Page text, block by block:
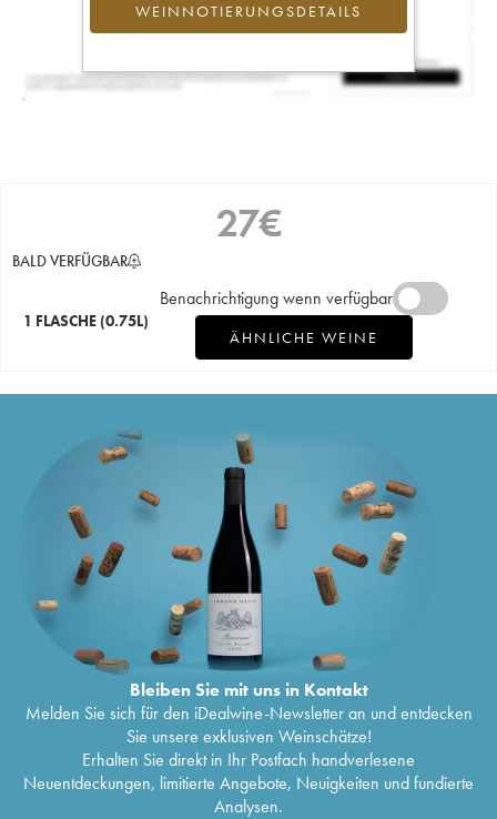
WEINNOTIERUNGSDETAILS
BALD VERFÜGBAR
27€
1 FLASCHE (0.75L)
Benachrichtigung wenn verfügbar
ÄHNLICHE WEINE
Bleiben Sie mit uns in Kontakt
Melden Sie sich für den iDealwine-Newsletter an und entdecken
Sie unsere exklusiven Weinschätze!
Erhalten Sie direkt in Ihr Postfach handverlesene
Neuentdeckungen, limitierte Angebote, Neuigkeiten und fundierte
Analysen.